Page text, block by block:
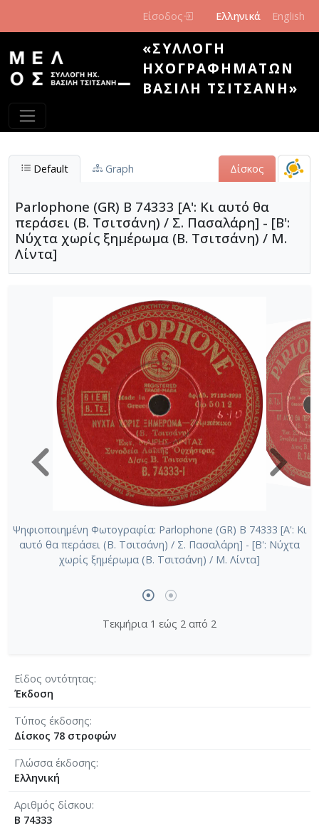
Είσοδος Ελληνικά English
«ΣΥΛΛΟΓΉ
ΗΧΟΓΡΑΦΗΜΆΤΩΝ
ΒΑΣΊΛΗ ΤΣΙΤΣΆΝΗ»
Default Graph Δίσκος
Parlophone (GR) B 74333 [Α': Κι αυτό θα
περάσει (Β. Τσιτσάνη) / Σ. Πασαλάρη] - [Β':
Νύχτα χωρίς ξημέρωμα (Β. Τσιτσάνη) / Μ.
Λίντα]
Ψηφιοποιημένη Φωτογραφία: Parlophone (GR) B 74333 [Α': Κι
αυτό θα περάσει (Β. Τσιτσάνη) / Σ. Πασαλάρη] - [Β': Νύχτα
χωρίς ξημέρωμα (Β. Τσιτσάνη) / Μ. Λίντα]
Τεκμήρια 1 εώς 2 από 2
Είδος οντότητας
Έκδοση
Τύπος έκδοσης
Δίσκος 78 στροφών
Γλώσσα έκδοσης
Ελληνική
Αριθμός δίσκου
B 74333